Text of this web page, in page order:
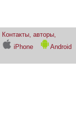
Контакты, авторы,
iPhone
Android